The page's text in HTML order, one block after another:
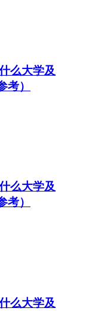
么大学及
考）
么大学及
考）
么大学及